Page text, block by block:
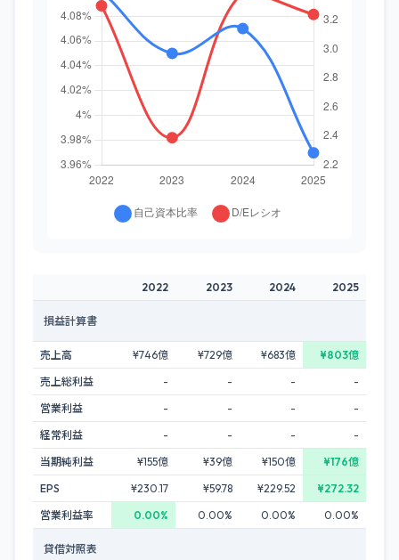
2022 2023 2024 2025
損益計算書
売上高 ¥746億 ¥729億 ¥683億
¥803億
売上総利益
- - -
-
営業利益
- - -
-
経常利益
- - -
-
当期純利益
¥155億 ¥39億 ¥150億
¥176億
EPS
¥230.17 ¥59.78 ¥229.52
¥272.32
営業利益率
0.00% 0.00% 0.00% 0.00%
貸借対照表